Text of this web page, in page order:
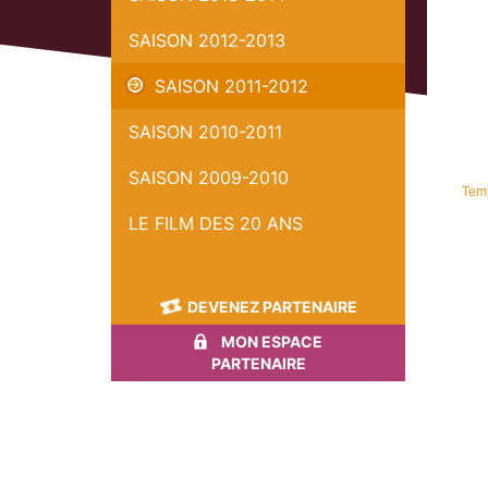
SAISON 2012-2013
SAISON 2011-2012
SAISON 2010-2011
SAISON 2009-2010
LE FILM DES 20 ANS
DEVENEZ PARTENAIRE
MON ESPACE
PARTENAIRE